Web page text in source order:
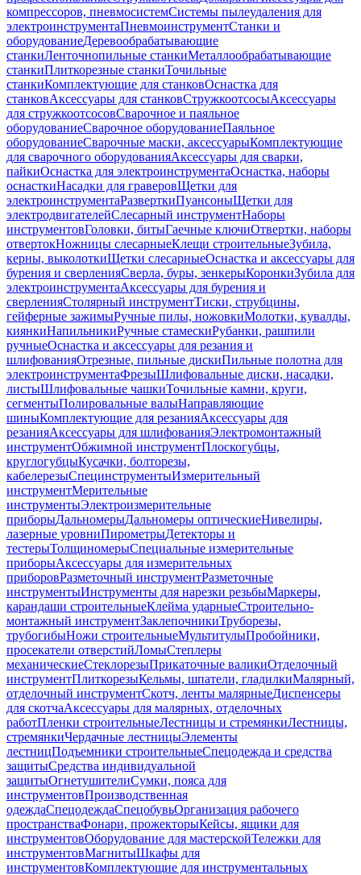
компрессоров, пневмосистемСистемы пылеудаления для
электроинструментаПневмоинструментСтанки и
оборудованиеДеревообрабатывающие
станкиЛенточнопильные станкиМеталлообрабатывающие
станкиПлиткорезные станкиТочильные
станкиКомплектующие для станковОснастка для
станковАксессуары для станковСтружкоотсосыАксессуары
для стружкоотсосовСварочное и паяльное
оборудованиеСварочное оборудованиеПаяльное
оборудованиеСварочные маски, аксессуарыКомплектующие
для сварочного оборудованияАксессуары для сварки,
пайкиОснастка для электроинструментаОснастка, наборы
оснасткиНасадки для граверовЩетки для
электроинструментаРазверткиПуансоныЩетки для
электродвигателейСлесарный инструментНаборы
инструментовГоловки, битыГаечные ключиОтвертки, наборы
отвертокНожницы слесарныеКлещи строительныеЗубила,
керны, выколоткиЩетки слесарныеОснастка и аксессуары для
бурения и сверленияСверла, буры, зенкерыКоронкиЗубила для
электроинструментаАксессуары для бурения и
сверленияСтолярный инструментТиски, струбцины,
гейферные зажимыРучные пилы, ножовкиМолотки, кувалды,
киянкиНапильникиРучные стамескиРубанки, рашпили
ручныеОснастка и аксессуары для резания и
шлифованияОтрезные, пильные дискиПильные полотна для
электроинструментаФрезыШлифовальные диски, насадки,
листыШлифовальные чашкиТочильные камни, круги,
сегментыПолировальные валыНаправляющие
шиныКомплектующие для резанияАксессуары для
резанияАксессуары для шлифованияЭлектромонтажный
инструментОбжимной инструментПлоскогубцы,
круглогубцыКусачки, болторезы,
кабелерезыСпецинструментыИзмерительный
инструментМерительные
инструментыЭлектроизмерительные
приборыДальномерыДальномеры оптическиеНивелиры,
лазерные уровниПирометрыДетекторы и
тестерыТолщиномерыСпециальные измерительные
приборыАксессуары для измерительных
приборовРазметочный инструментРазметочные
инструментыИнструменты для нарезки резьбыМаркеры,
карандаши строительныеКлейма ударныеСтроительно-
монтажный инструментЗаклепочникиТруборезы,
трубогибыНожи строительныеМультитулыПробойники,
просекатели отверстийЛомыСтеплеры
механическиеСтеклорезыПрикаточные валикиОтделочный
инструментПлиткорезыКельмы, шпатели, гладилкиМалярный,
отделочный инструментСкотч, ленты малярныеДиспенсеры
для скотчаАксессуары для малярных, отделочных
работПленки строительныеЛестницы и стремянкиЛестницы,
стремянкиЧердачные лестницыЭлементы
лестницПодъемники строительныеСпецодежда и средства
защитыСредства индивидуальной
защитыОгнетушителиСумки, пояса для
инструментовПроизводственная
одеждаСпецодеждаСпецобувьОрганизация рабочего
пространстваФонари, прожекторыКейсы, ящики для
инструментовОборудование для мастерскойТележки для
инструментовМагнитыШкафы для
инструментовКомплектующие для инструментальных